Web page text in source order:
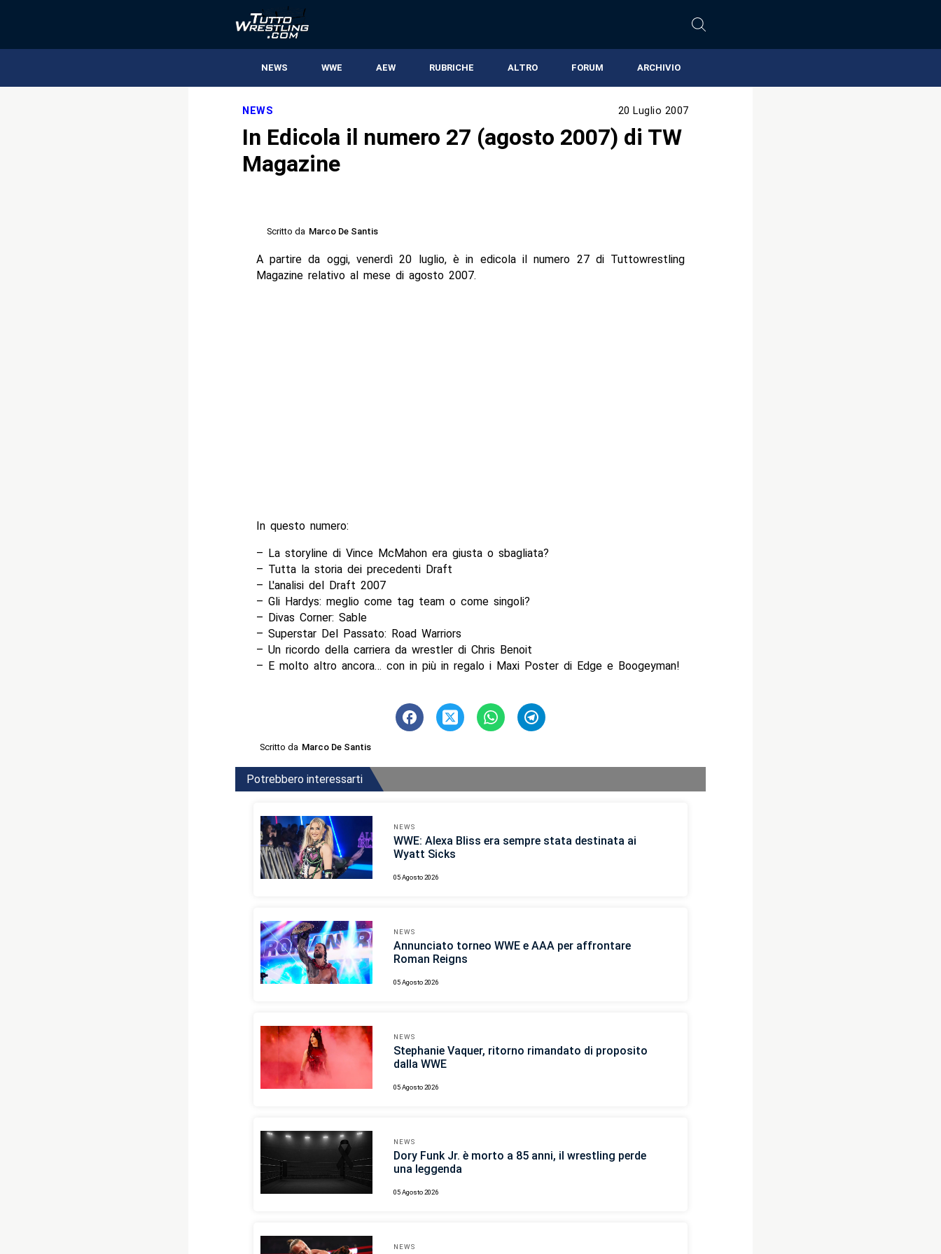
NEWS WWE AEW RUBRICHE ALTRO FORUM ARCHIVIO
NEWS 20 Luglio 2007
In Edicola il numero 27 (agosto 2007) di TW
Magazine
Scritto da Marco De Santis
A partire da oggi, venerdì 20 luglio, è in edicola il numero 27 di Tuttowrestling
Magazine relativo al mese di agosto 2007.
In questo numero:
– La storyline di Vince McMahon era giusta o sbagliata?
– Tutta la storia dei precedenti Draft
– L'analisi del Draft 2007
– Gli Hardys: meglio come tag team o come singoli?
– Divas Corner: Sable
– Superstar Del Passato: Road Warriors
– Un ricordo della carriera da wrestler di Chris Benoit
– E molto altro ancora… con in più in regalo i Maxi Poster di Edge e Boogeyman!
Scritto da Marco De Santis
Potrebbero interessarti
NEWS
WWE: Alexa Bliss era sempre stata destinata ai
Wyatt Sicks
05 Agosto 2026
NEWS
Annunciato torneo WWE e AAA per affrontare
Roman Reigns
05 Agosto 2026
NEWS
Stephanie Vaquer, ritorno rimandato di proposito
dalla WWE
05 Agosto 2026
NEWS
Dory Funk Jr. è morto a 85 anni, il wrestling perde
una leggenda
05 Agosto 2026
NEWS